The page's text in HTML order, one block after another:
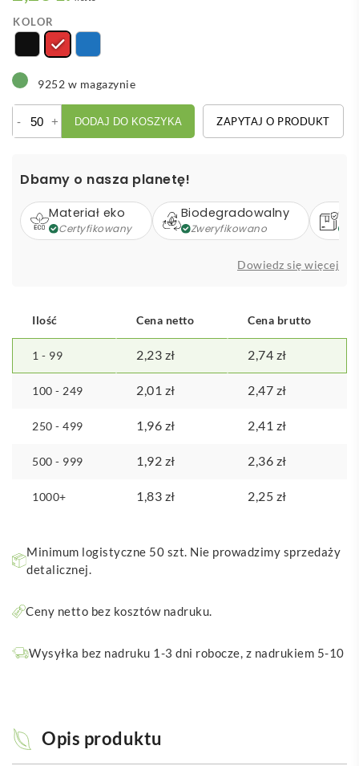
KOLOR
9252 w magazynie
-
Cobuoy
korka
+ DODAJ DO KOSZYKA ZAPYTAJ O PRODUKT
Dbamy o nasza planetę!
Materiał eko
Certyfikowany
Biodegradowalny
Zweryfikowano
Dowiedz się więcej
Ilość Cena netto Cena brutto
1 - 99 2,23 zł 2,74 zł
100 - 249 2,01 zł 2,47 zł
250 - 499 1,96 zł 2,41 zł
500 - 999 1,92 zł 2,36 zł
1000+ 1,83 zł 2,25 zł
Minimum logistyczne 50 szt. Nie prowadzimy sprzedaży
detalicznej.
Ceny netto bez kosztów nadruku.
Wysyłka bez nadruku 1-3 dni robocze, z nadrukiem 5-10
Opis produktu